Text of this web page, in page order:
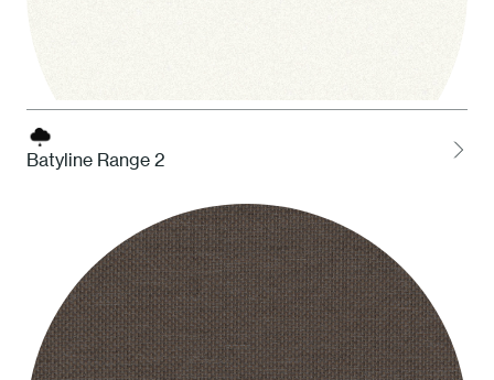
1 Bianco
Batyline Range 2